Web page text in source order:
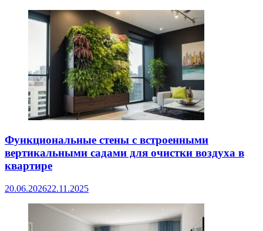
Функциональные стены с встроенными
вертикальными садами для очистки воздуха в
квартире
20.06.202622.11.2025